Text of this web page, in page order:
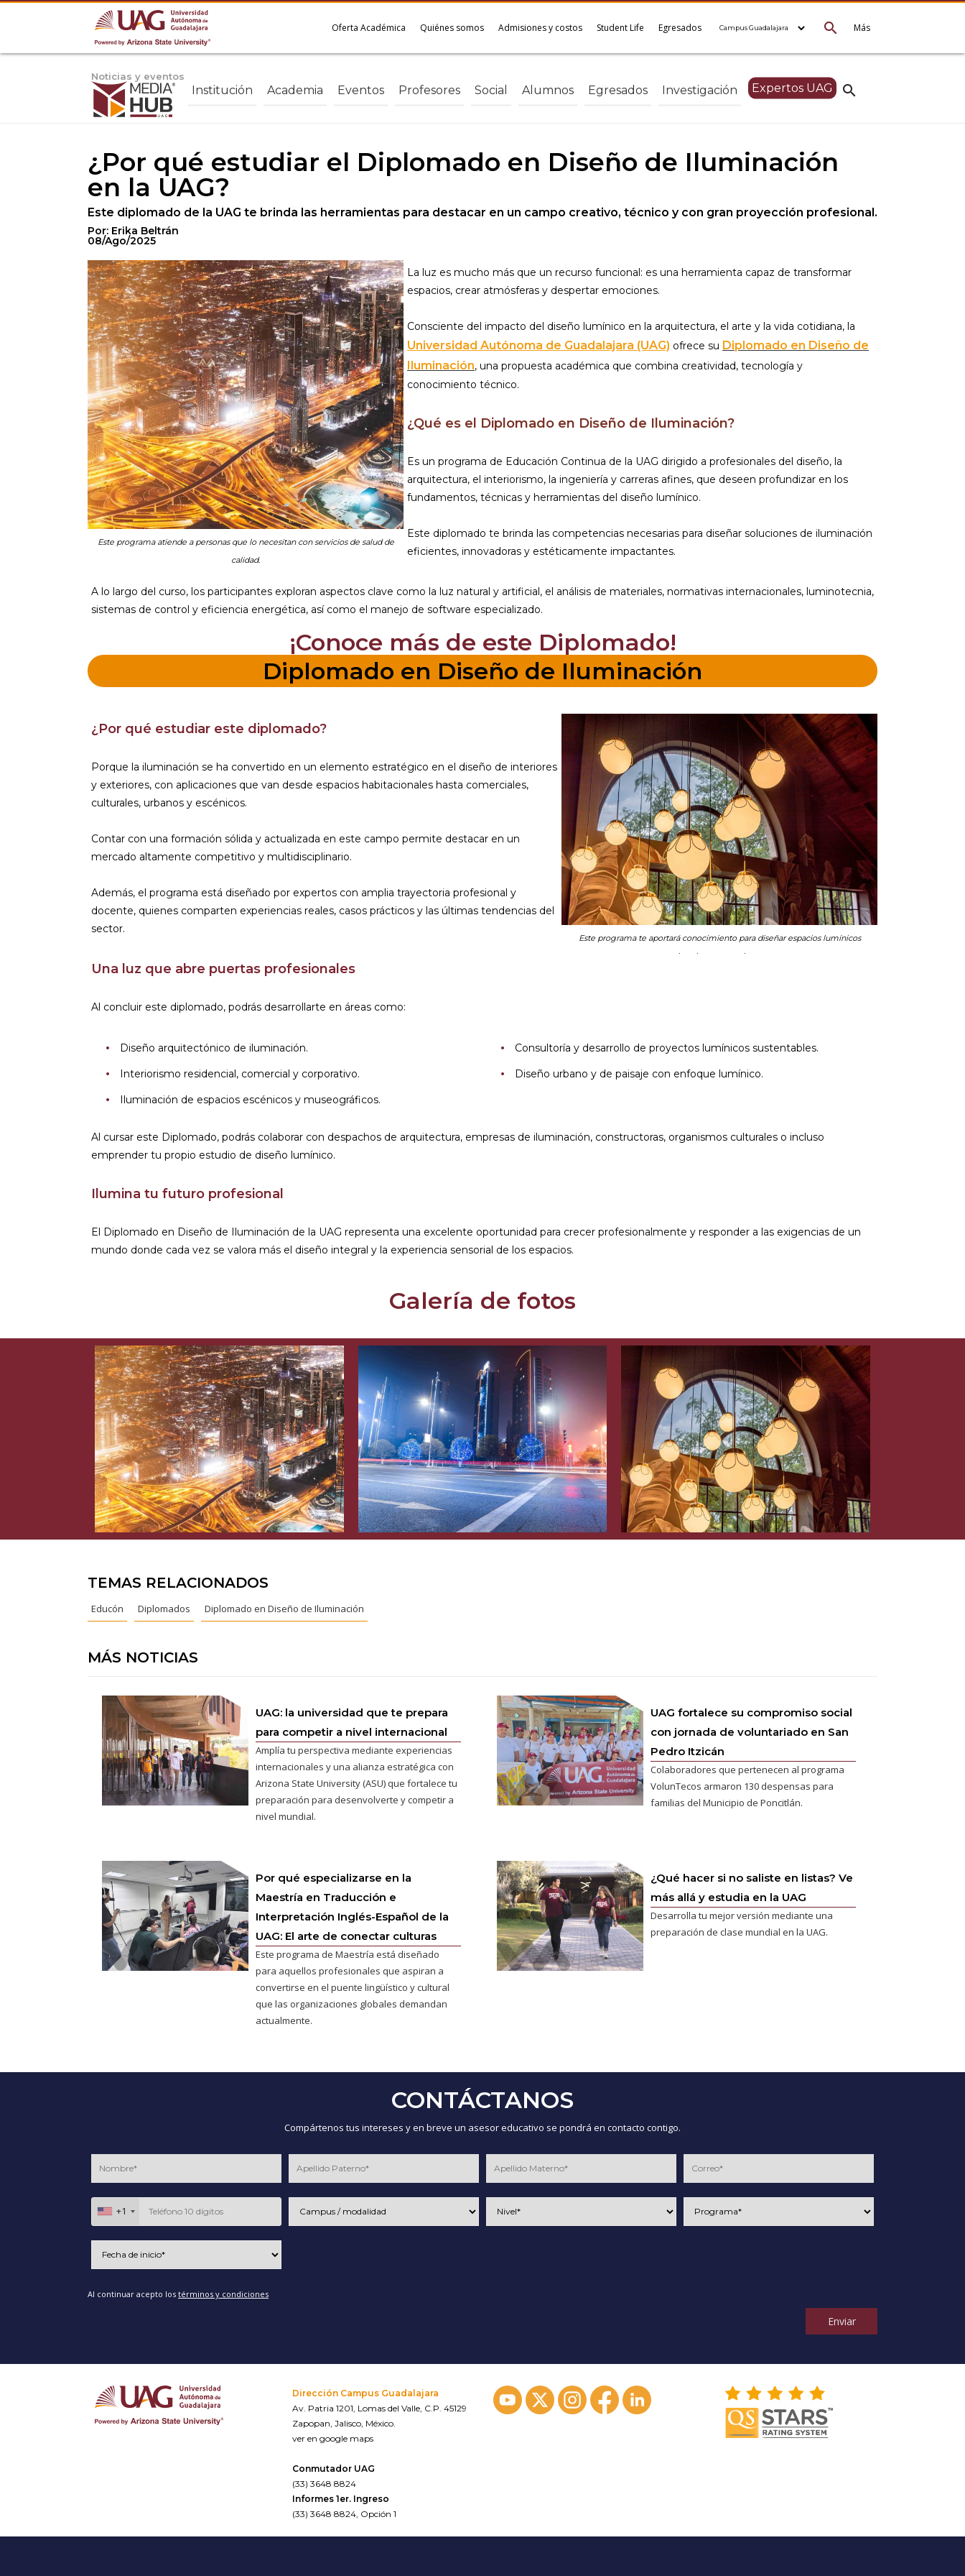
Más
search
Oferta Académica Quiénes somos Admisiones y costos Student Life Egresados
Noticias y eventos
search
Institución Academia Eventos Profesores Social Alumnos Egresados Investigación Expertos UAG
¿Por qué estudiar el Diplomado en Diseño de Iluminación
en la UAG?
Este diplomado de la UAG te brinda las herramientas para destacar en un campo creativo, técnico y con gran proyección profesional.
Por: Erika Beltrán
08/Ago/2025
Este programa atiende a personas que lo necesitan con servicios de salud de
calidad.
La luz es mucho más que un recurso funcional: es una herramienta capaz de transformar
espacios, crear atmósferas y despertar emociones.
Consciente del impacto del diseño lumínico en la arquitectura, el arte y la vida cotidiana, la
Universidad Autónoma de Guadalajara (UAG) ofrece su Diplomado en Diseño de
Iluminación, una propuesta académica que combina creatividad, tecnología y
conocimiento técnico.
¿Qué es el Diplomado en Diseño de Iluminación?
Es un programa de Educación Continua de la UAG dirigido a profesionales del diseño, la
arquitectura, el interiorismo, la ingeniería y carreras afines, que deseen profundizar en los
fundamentos, técnicas y herramientas del diseño lumínico.
Este diplomado te brinda las competencias necesarias para diseñar soluciones de iluminación
eficientes, innovadoras y estéticamente impactantes.
A lo largo del curso, los participantes exploran aspectos clave como la luz natural y artificial, el análisis de materiales, normativas internacionales, luminotecnia,
sistemas de control y eficiencia energética, así como el manejo de software especializado.
¡Conoce más de este Diplomado!
Diplomado en Diseño de Iluminación
¿Por qué estudiar este diplomado?
Porque la iluminación se ha convertido en un elemento estratégico en el diseño de interiores
y exteriores, con aplicaciones que van desde espacios habitacionales hasta comerciales,
culturales, urbanos y escénicos.
Contar con una formación sólida y actualizada en este campo permite destacar en un
mercado altamente competitivo y multidisciplinario.
Además, el programa está diseñado por expertos con amplia trayectoria profesional y
docente, quienes comparten experiencias reales, casos prácticos y las últimas tendencias del
sector.
Este programa te aportará conocimiento para diseñar espacios lumínicos
interiores y exteriores.
Una luz que abre puertas profesionales
Al concluir este diplomado, podrás desarrollarte en áreas como:
Diseño arquitectónico de iluminación.
Interiorismo residencial, comercial y corporativo.
Iluminación de espacios escénicos y museográficos.
Consultoría y desarrollo de proyectos lumínicos sustentables.
Diseño urbano y de paisaje con enfoque lumínico.
Al cursar este Diplomado, podrás colaborar con despachos de arquitectura, empresas de iluminación, constructoras, organismos culturales o incluso
emprender tu propio estudio de diseño lumínico.
Ilumina tu futuro profesional
El Diplomado en Diseño de Iluminación de la UAG representa una excelente oportunidad para crecer profesionalmente y responder a las exigencias de un
mundo donde cada vez se valora más el diseño integral y la experiencia sensorial de los espacios.
Galería de fotos
TEMAS RELACIONADOS
Educón Diplomados Diplomado en Diseño de Iluminación
MÁS NOTICIAS
UAG: la universidad que te prepara
para competir a nivel internacional
Amplía tu perspectiva mediante experiencias
internacionales y una alianza estratégica con
Arizona State University (ASU) que fortalece tu
preparación para desenvolverte y competir a
nivel mundial.
UAG fortalece su compromiso social
con jornada de voluntariado en San
Pedro Itzicán
Colaboradores que pertenecen al programa
VolunTecos armaron 130 despensas para
familias del Municipio de Poncitlán.
Por qué especializarse en la
Maestría en Traducción e
Interpretación Inglés-Español de la
UAG: El arte de conectar culturas
Este programa de Maestría está diseñado
para aquellos profesionales que aspiran a
convertirse en el puente lingüístico y cultural
que las organizaciones globales demandan
actualmente.
¿Qué hacer si no saliste en listas? Ve
más allá y estudia en la UAG
Desarrolla tu mejor versión mediante una
preparación de clase mundial en la UAG.
CONTÁCTANOS
Compártenos tus intereses y en breve un asesor educativo se pondrá en contacto contigo.
+1
Al continuar acepto los términos y condiciones
Enviar
Dirección Campus Guadalajara
Av. Patria 1201, Lomas del Valle, C.P. 45129
Zapopan, Jalisco, México.
ver en google maps
Conmutador UAG
(33) 3648 8824
Informes 1er. Ingreso
(33) 3648 8824, Opción 1